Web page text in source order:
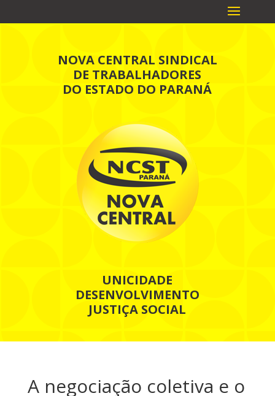
NOVA CENTRAL SINDICAL
DE TRABALHADORES
DO ESTADO DO PARANÁ
UNICIDADE
DESENVOLVIMENTO
JUSTIÇA SOCIAL
A negociação coletiva e o